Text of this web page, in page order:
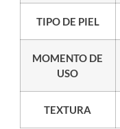
TIPO DE PIEL
MOMENTO DE
USO
TEXTURA